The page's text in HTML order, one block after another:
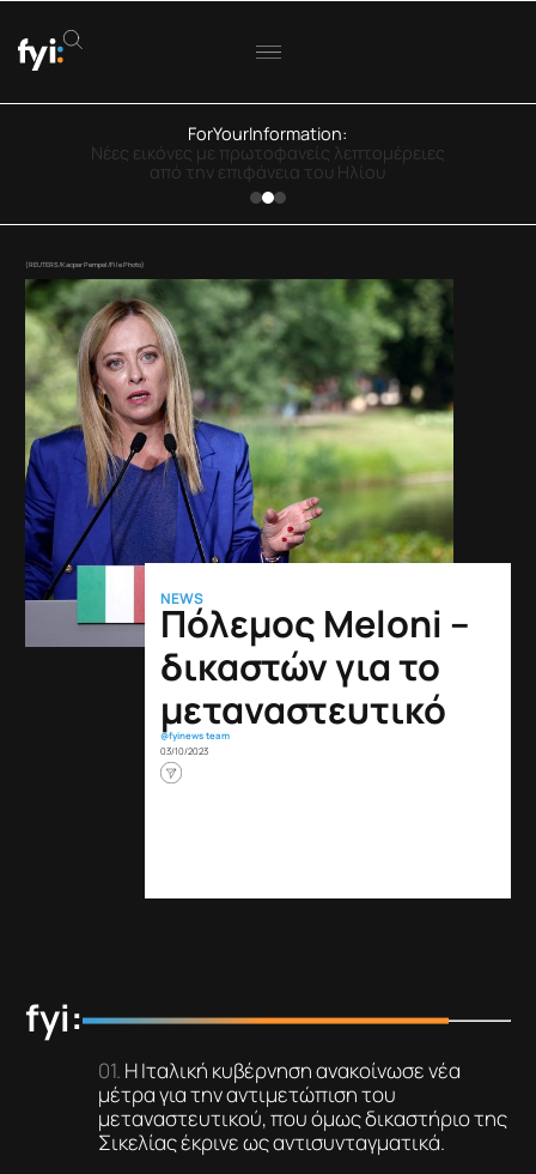
ForYourInformation:
Eurostat: Μειώνονται οι τακτικοί καπνιστές
στην Ελλάδα
(REUTERS/Kacper Pempel/File Photo)
NEWS
Πόλεμος Meloni –
δικαστών για το
μεταναστευτικό
@fyinews team
03/10/2023
fyi:
Η Ιταλική κυβέρνηση ανακοίνωσε νέα
μέτρα για την αντιμετώπιση του
μεταναστευτικού, που όμως δικαστήριο της
Σικελίας έκρινε ως αντισυνταγματικά.